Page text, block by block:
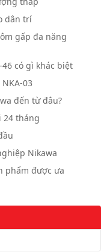
dân trí
gấp đa năng
có gì khác biệt
03
đến từ đâu?
24 tháng
Nikawa
phẩm được ưa